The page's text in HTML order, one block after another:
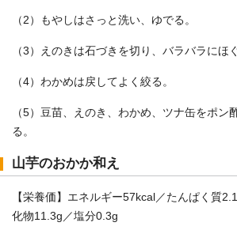
（2）もやしはさっと洗い、ゆでる。
（3）えのきは石づきを切り、バラバラにほ
（4）わかめは戻してよく絞る。
（5）豆苗、えのき、わかめ、ツナ缶をポン
る。
山芋のおかか和え
【栄養価】エネルギー57kcal／たんぱく質
化物11.3g／塩分0.3g